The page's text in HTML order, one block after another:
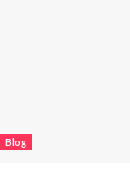
Blog